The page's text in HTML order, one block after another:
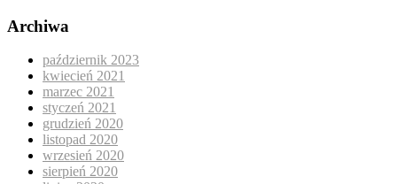
Archiwa
październik 2023
kwiecień 2021
marzec 2021
styczeń 2021
grudzień 2020
listopad 2020
wrzesień 2020
sierpień 2020